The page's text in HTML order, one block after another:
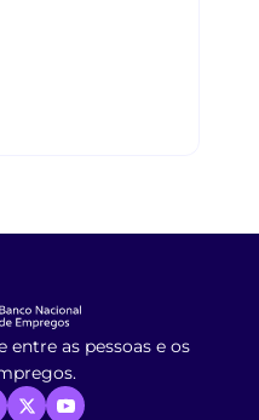
entre as pessoas e os